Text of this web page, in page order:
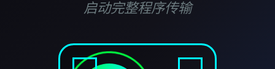
启动完整程序传输